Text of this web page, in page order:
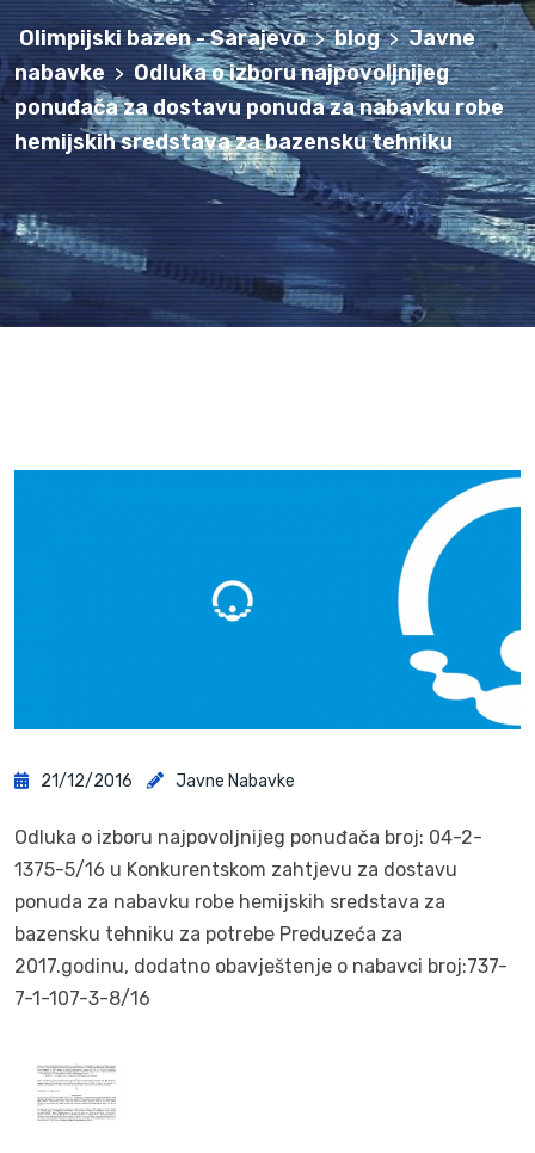
Olimpijski bazen - Sarajevo > blog > Javne
nabavke > Odluka o izboru najpovoljnijeg
ponuđača za dostavu ponuda za nabavku robe
hemijskih sredstava za bazensku tehniku
21/12/2016 Javne Nabavke
Odluka o izboru najpovoljnijeg ponuđača broj: 04-2-
1375-5/16 u Konkurentskom zahtjevu za dostavu
ponuda za nabavku robe hemijskih sredstava za
bazensku tehniku za potrebe Preduzeća za
2017.godinu, dodatno obavještenje o nabavci broj:737-
7-1-107-3-8/16